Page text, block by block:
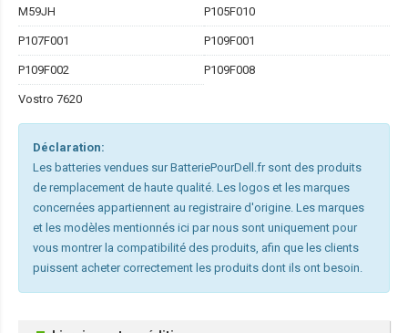
M59JH P105F010
P107F001 P109F001
P109F002 P109F008
Vostro 7620
Déclaration:
Les batteries vendues sur BatteriePourDell.fr sont des produits
de remplacement de haute qualité. Les logos et les marques
concernées appartiennent au registraire d'origine. Les marques
et les modèles mentionnés ici par nous sont uniquement pour
vous montrer la compatibilité des produits, afin que les clients
puissent acheter correctement les produits dont ils ont besoin.